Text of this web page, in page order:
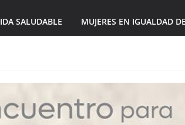
SALUDABLE MUJERES EN IGUALDAD